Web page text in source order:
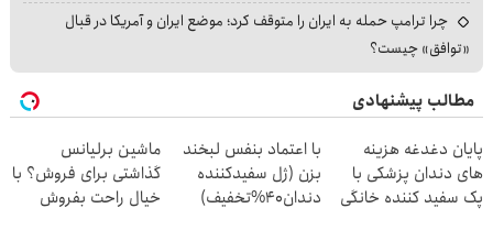
چرا ترامپ حمله به ایران را متوقف کرد؛ موضع ایران و آمریکا در قبال
«توافق» چیست؟
مطالب پیشنهادی
پایان دغدغه هزینه
های دندان پزشکی با
پک سفید کننده خانگی
با اعتماد بنفس لبخند
بزن (ژل سفیدکننده
دندان40%تخفیف)
ماشین برلیانس
گذاشتی برای فروش؟ با
خیال راحت بفروش